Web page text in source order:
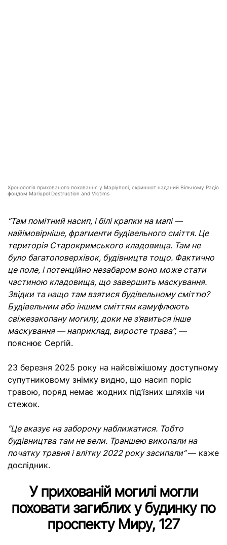
Хронологія прихованого поховання у Маріуполі, скриншот наданий Вільному Радіо
фондом Mariupol Destruction and Victims
“Там помітний насип, і білі крапки на мапі —
найімовірніше, фрагменти будівельного сміття. Це
територія Старокримського кладовища. Там не
було багатоповерхівок, будівництв тощо. Фактично
це поле, і потенційно незабаром воно може стати
частиною кладовища, що завершить маскування.
Звідки та нащо там взятися будівельному сміттю?
Будівельним або іншим сміттям камуфлюють
свіжезакопану могилу, доки не з’явиться інше
маскування — наприклад, виросте трава”, —
пояснює Сергій.
23 березня 2025 року на найсвіжішому доступному
супутниковому знімку видно, що насип поріс
травою, поряд немає жодних під’їзних шляхів чи
стежок.
“Це вказує на заборону наближатися. Тобто
будівництва там не вели. Траншею викопали на
початку травня і влітку 2022 року засипали”— каже
дослідник.
У прихованій могилі могли
поховати загиблих у будинку по
проспекту Миру, 127